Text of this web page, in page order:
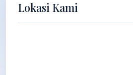
Lokasi Kami